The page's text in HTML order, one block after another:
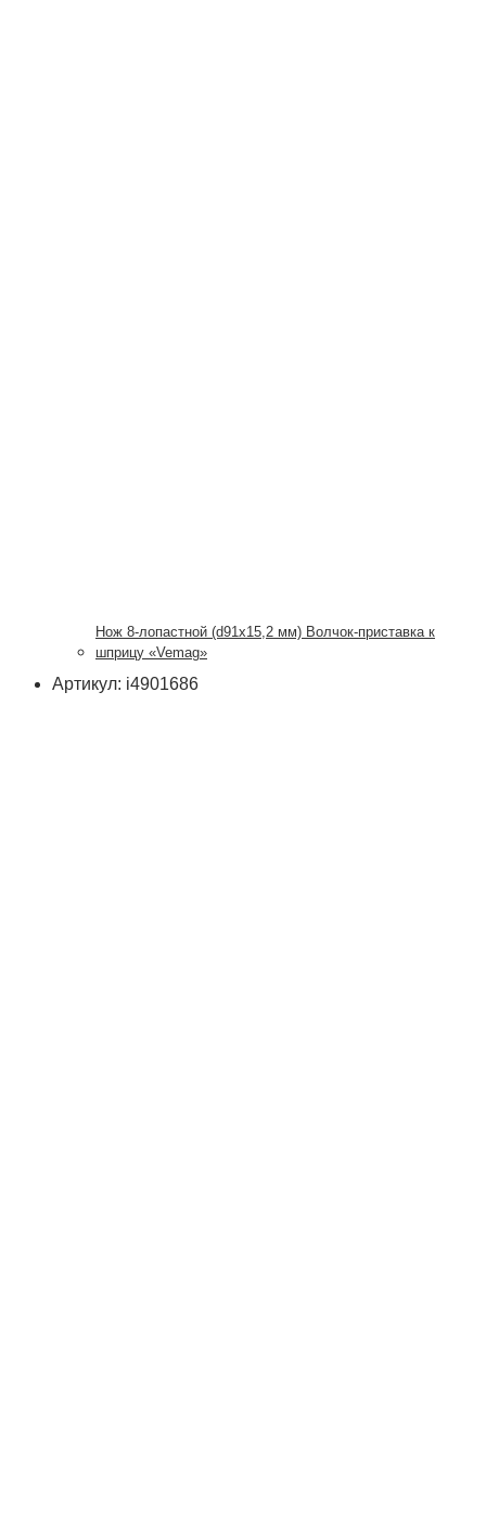
Нож 8-лопастной (d91х15,2 мм) Волчок-приставка к
шприцу «Vemag»
Артикул: i4901686